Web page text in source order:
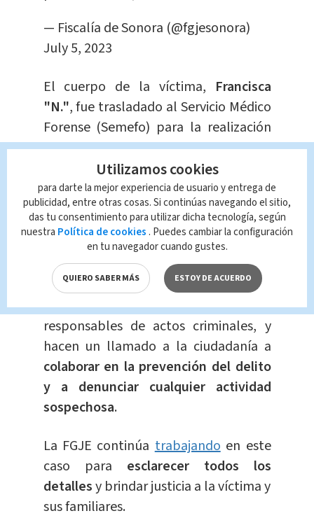
— Fiscalía de Sonora (@fgjesonora)
July 5, 2023
El cuerpo de la víctima, Francisca
"N.", fue trasladado al Servicio Médico
Forense (Semefo) para la realización
de laautopsiacorrespondiente.
Permanecerá en dicho lugar hasta que
susfamiliaresse hagan cargo de los
trámites funerarios y la sepultura.
Las autoridades se mantienen firmes
en su compromiso de investigar y
llevar ante la justicia a aquellos
responsables de actos criminales, y
hacen un llamado a la ciudadanía a
colaborar en la prevención del delito
y a denunciar cualquier actividad
sospechosa.
La FGJE continúatrabajandoen este
caso para esclarecer todos los
detallesy brindar justicia a la víctima y
sus familiares.
Utilizamos cookies
para darte la mejor experiencia de usuario y entrega de
publicidad, entre otras cosas. Si continúas navegando el sitio,
das tu consentimiento para utilizar dicha tecnología, según
nuestra Política de cookies . Puedes cambiar la configuración
en tu navegador cuando gustes.
QUIERO SABER MÁS ESTOY DE ACUERDO